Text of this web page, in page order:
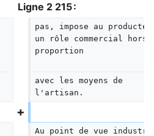
Ligne 2 215 :
pas, impose au
un rôle commercial hors
proportion
avec les moyens de
l'artisan.
Au point de vue